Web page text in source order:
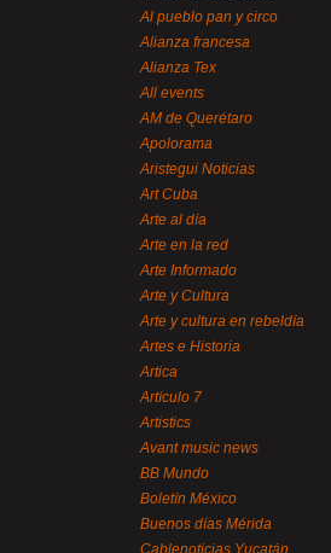
Al pueblo pan y circo
Alianza francesa
Alianza Tex
All events
AM de Querétaro
Apolorama
Aristegui Noticias
Art Cuba
Arte al día
Arte en la red
Arte Informado
Arte y Cultura
Arte y cultura en rebeldía
Artes e Historia
Artica
Artículo 7
Artistics
Avant music news
BB Mundo
Boletín México
Buenos días Mérida
Cablenoticias Yucatán